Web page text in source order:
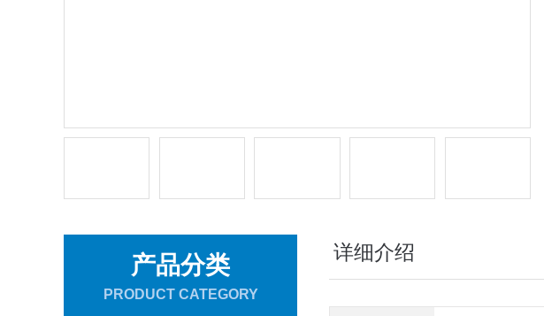
产品分类
PRODUCT CATEGORY
详细介绍